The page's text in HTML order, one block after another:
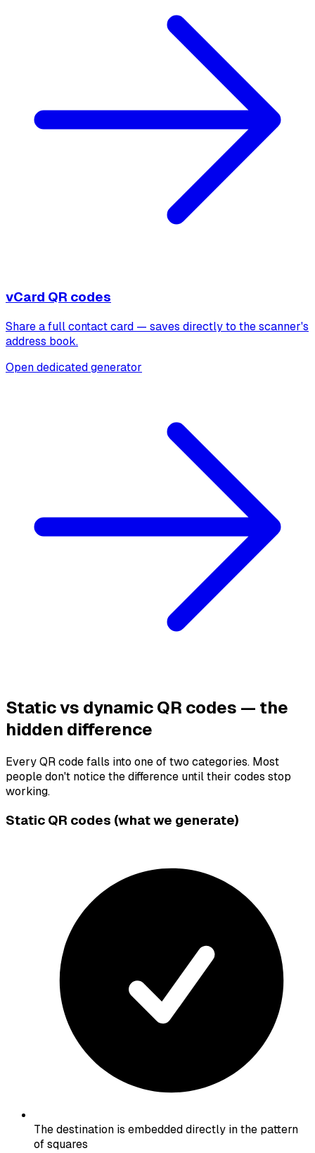
vCard QR codes
Share a full contact card — saves directly to the scanner's
address book.
Open dedicated generator
Static vs dynamic QR codes — the
hidden difference
Every QR code falls into one of two categories. Most
people don't notice the difference until their codes stop
working.
Static QR codes (what we generate)
The destination is embedded directly in the pattern
of squares